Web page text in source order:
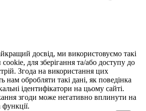
досвід, ми використовуємо такі
cookie, для зберігання та/або доступу до
Згода на використання цих
нам обробляти такі дані, як поведінка
ідентифікатори на цьому сайті.
згоди може негативно вплинути на